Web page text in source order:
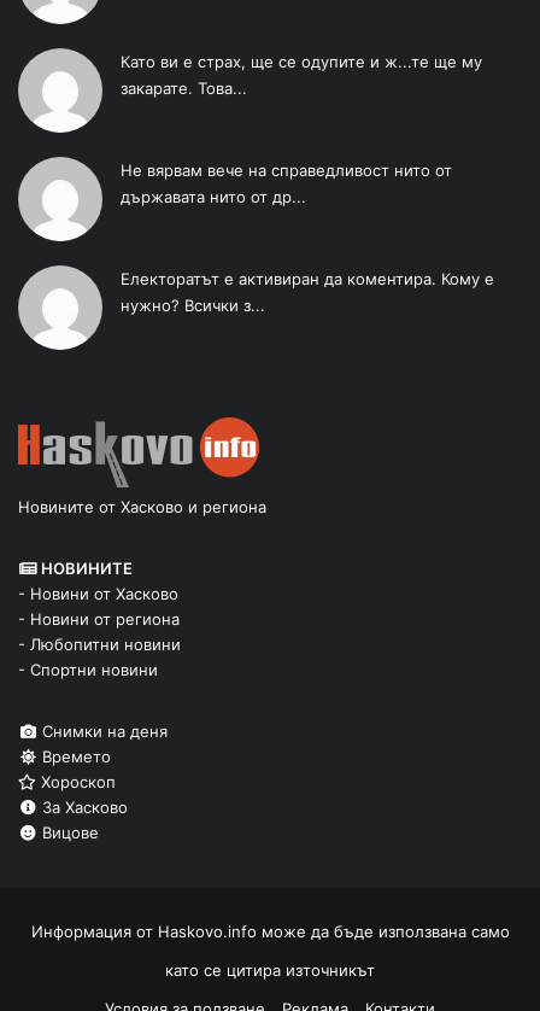
Като ви е страх, ще се одупите и ж...те ще му
закарате. Това...
Не вярвам вече на справедливост нито от
държавата нито от др...
Електоратът е активиран да коментира. Кому е
нужно? Всички з...
Новините от Хасково и региона
НОВИНИТЕ
- Новини от Хасково
- Новини от региона
- Любопитни новини
- Спортни новини
Снимки на деня
Времето
Хороскоп
За Хасково
Вицове
Информация от Haskovo.info може да бъде използвана само
като се цитира източникът